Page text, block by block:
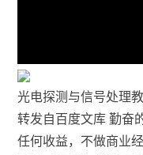
光电探测与信号处理
转发自百度文库 勤奋
任何收益，不做商业经